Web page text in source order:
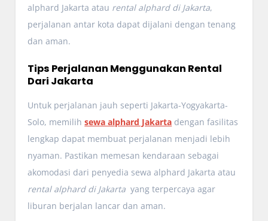
alphard Jakarta atau rental alphard di Jakarta,
perjalanan antar kota dapat dijalani dengan tenang
dan aman.
Tips Perjalanan Menggunakan Rental
Dari Jakarta
Untuk perjalanan jauh seperti Jakarta-Yogyakarta-
Solo, memilihsewa alphard Jakarta dengan fasilitas
lengkap dapat membuat perjalanan menjadi lebih
nyaman. Pastikan memesan kendaraan sebagai
akomodasi dari penyedia sewa alphard Jakarta atau
rental alphard di Jakartayang terpercaya agar
liburan berjalan lancar dan aman.